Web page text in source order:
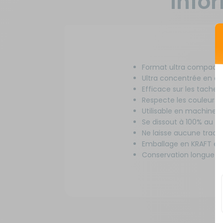
Format ultra compact
Ultra concentrée en
Efficace sur les
Respecte les couleurs
Utilisable en machine
Se dissout à 100% au
Ne laisse aucune
Emballage en KRAFT
Conservation longue